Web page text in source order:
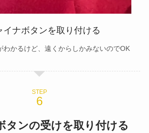
わかるけど、遠くからしかみないのでOK
STEP
タンの受けを取り付ける